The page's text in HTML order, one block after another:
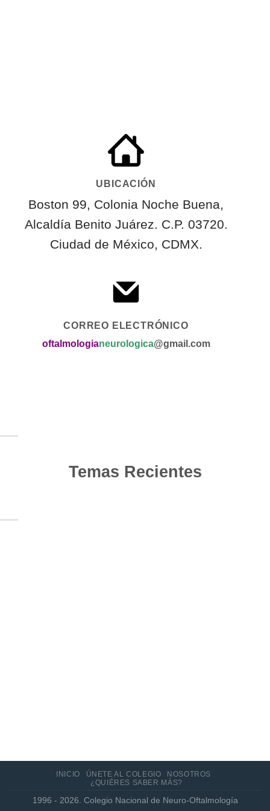
UBICACIÓN
Boston 99, Colonia Noche Buena,
Alcaldía Benito Juárez. C.P. 03720.
Ciudad de México, CDMX.
CORREO ELECTRÓNICO
oftalmologianeurologica@gmail.com
Temas Recientes
INICIO ÚNETE AL COLEGIO
NOSOTROS
¿QUIÉRES SABER MÁS?
1996 - 2026. Colegio Nacional de Neuro-Oftalmología